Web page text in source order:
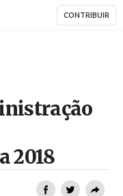
CONTRIBUIR
2018